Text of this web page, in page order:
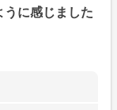
に感じました